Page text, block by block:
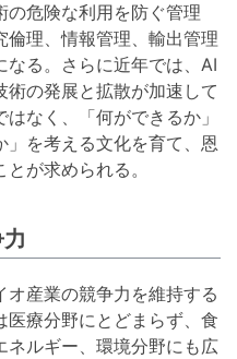
の危険な利用を防ぐ管理
倫理、情報管理、輸出管理
なる。さらに近年では、AI
術の発展と拡散が加速して
なく、「何ができるか」
」を考える文化を育て、恩
が求められる。
産業の競争力を維持する
医療分野にとどまらず、食
ネルギー、環境分野にも広